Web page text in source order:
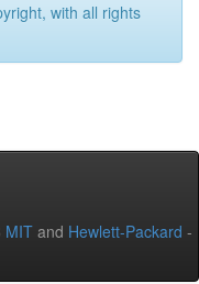
with all rights
MIT and Hewlett-Packard -